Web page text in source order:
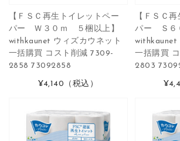
【ＦＳＣ再生トイレットペー
パー Ｗ３０ｍ ５梱以上】
withkaunet ウィズカウネット
一括購買 コスト削減 7309-
2858 73092858
¥4,140 （税込）
【ＦＳＣ
パー Ｓ６
withkaunet
一括購買
2803